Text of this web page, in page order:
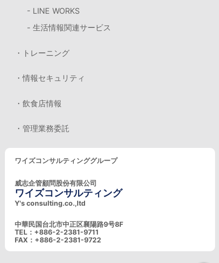
- LINE WORKS
- 生活情報関連サービス
・トレーニング
・情報セキュリティ
・飲食店情報
・管理業務委託
ワイズコンサルティンググループ
威志企管顧問股份有限公司
ワイズコンサルティング
Y's consulting.co.,ltd
中華民国台北市中正区襄陽路9号8F
TEL：+886-2-2381-9711
FAX：+886-2-2381-9722